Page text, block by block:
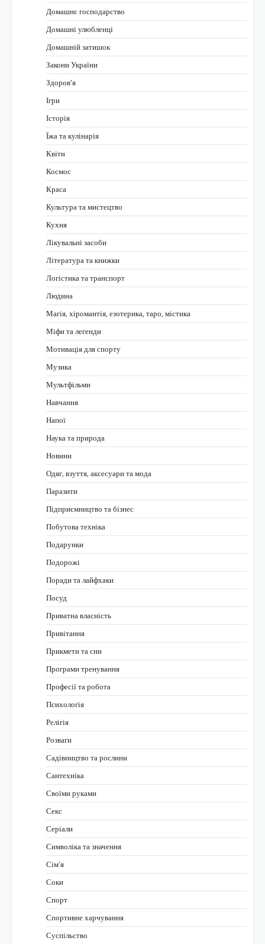
Домашнє господарство
Домашні улюбленці
Домашній затишок
Закони України
Здоров'я
Ігри
Історія
Їжа та кулінарія
Квіти
Космос
Краса
Культура та мистецтво
Кухня
Лікувальні засоби
Література та книжки
Логістика та транспорт
Людина
Магія, хіромантія, езотерика, таро, містика
Міфи та легенди
Мотивація для спорту
Музика
Мультфільми
Навчання
Напої
Наука та природа
Новини
Одяг, взуття, аксесуари та мода
Паразити
Підприємництво та бізнес
Побутова техніка
Подарунки
Подорожі
Поради та лайфхаки
Посуд
Приватна власність
Привітання
Прикмети та сни
Програми тренування
Професії та робота
Психологія
Релігія
Розваги
Садівництво та рослини
Сантехніка
Своїми руками
Секс
Серіали
Символіка та значення
Сім’я
Соки
Спорт
Спортивне харчування
Суспільство